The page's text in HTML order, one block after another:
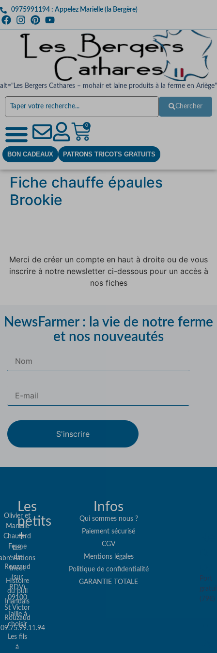
0975991194 : Appelez Marielle (la Bergère)
alt="Les Bergers Cathares – mohair et laine produits à la ferme en Ariège"
Chercher
0
BON CADEAUX PATRONS TRICOTS GRATUITS
Fiche chauffe épaules
Brookie
Merci de créer un compte en haut à droite ou de vous
inscrire à notre newsletter ci-dessous pour un accès à
nos fiches
NewsFarmer : la vie de notre ferme
et nos nouveautés
S'inscrire
Olivier et
Marielle
Chautard
Ferme
de
Rouzaud
(sur
RDV)
09100
St Victor
Rouzaud
09.75.99.11.94
Les
petits
+
Les
tricot
Histoire
du pull
Irlandais
Taille à
choisir
Les fils
à
Infos
Qui sommes nous ?
Paiement sécurisé
CGV
Mentions légales
Politique de confidentialité
GARANTIE TOTALE
Port
(79€)